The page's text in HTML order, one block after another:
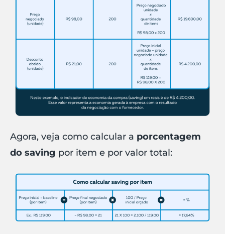
Agora, veja como calcular a porcentagem
do saving por item e por valor total: